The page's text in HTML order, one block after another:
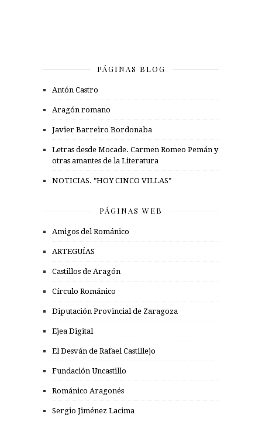
PÁGINAS BLOG
Antón Castro
Aragón romano
Javier Barreiro Bordonaba
Letras desde Mocade. Carmen Romeo Pemán y
otras amantes de la Literatura
NOTICIAS. "HOY CINCO VILLAS"
PÁGINAS WEB
Amigos del Románico
ARTEGUÍAS
Castillos de Aragón
Círculo Románico
Diputación Provincial de Zaragoza
Ejea Digital
El Desván de Rafael Castillejo
Fundación Uncastillo
Románico Aragonés
Sergio Jiménez Lacima